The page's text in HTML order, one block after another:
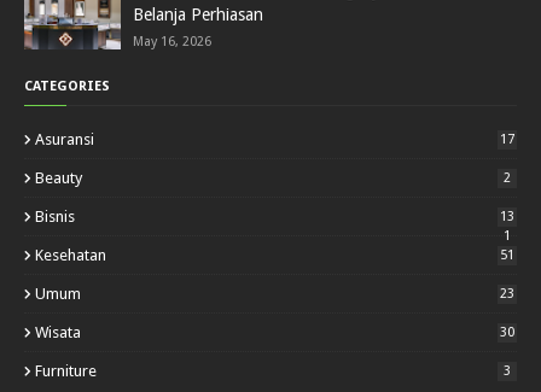
Belanja Perhiasan
May 16, 2026
CATEGORIES
Asuransi 17
Beauty 2
Bisnis
13
1
Kesehatan 51
Umum 23
Wisata 30
Furniture 3